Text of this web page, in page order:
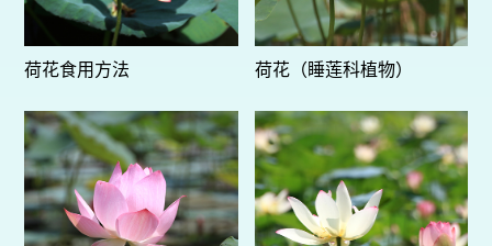
荷花食用方法 荷花（睡莲科植物）